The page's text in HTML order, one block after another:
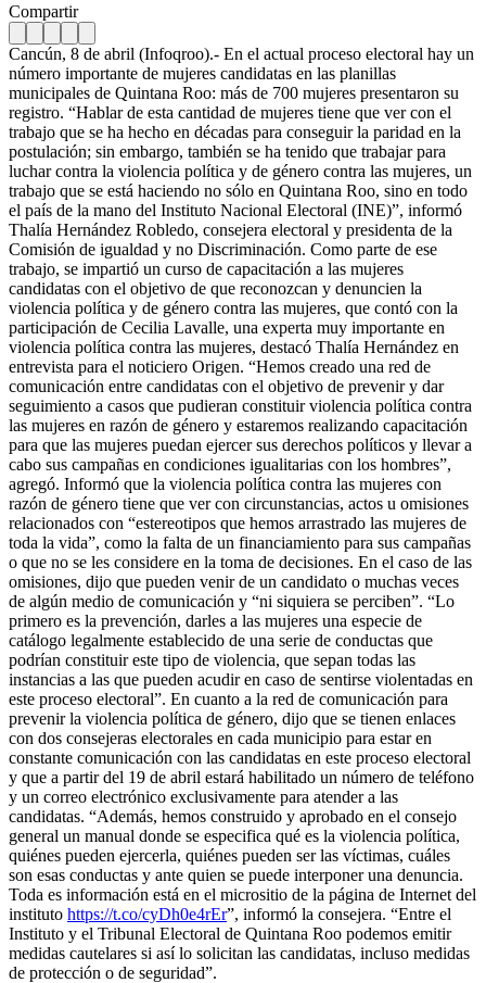
Compartir
Cancún, 8 de abril (Infoqroo).- En el actual proceso electoral hay un
número importante de mujeres candidatas en las planillas
municipales de Quintana Roo: más de 700 mujeres presentaron su
registro. “Hablar de esta cantidad de mujeres tiene que ver con el
trabajo que se ha hecho en décadas para conseguir la paridad en la
postulación; sin embargo, también se ha tenido que trabajar para
luchar contra la violencia política y de género contra las mujeres, un
trabajo que se está haciendo no sólo en Quintana Roo, sino en todo
el país de la mano del Instituto Nacional Electoral (INE)”, informó
Thalía Hernández Robledo, consejera electoral y presidenta de la
Comisión de igualdad y no Discriminación. Como parte de ese
trabajo, se impartió un curso de capacitación a las mujeres
candidatas con el objetivo de que reconozcan y denuncien la
violencia política y de género contra las mujeres, que contó con la
participación de Cecilia Lavalle, una experta muy importante en
violencia política contra las mujeres, destacó Thalía Hernández en
entrevista para el noticiero Origen. “Hemos creado una red de
comunicación entre candidatas con el objetivo de prevenir y dar
seguimiento a casos que pudieran constituir violencia política contra
las mujeres en razón de género y estaremos realizando capacitación
para que las mujeres puedan ejercer sus derechos políticos y llevar a
cabo sus campañas en condiciones igualitarias con los hombres”,
agregó. Informó que la violencia política contra las mujeres con
razón de género tiene que ver con circunstancias, actos u omisiones
relacionados con “estereotipos que hemos arrastrado las mujeres de
toda la vida”, como la falta de un financiamiento para sus campañas
o que no se les considere en la toma de decisiones. En el caso de las
omisiones, dijo que pueden venir de un candidato o muchas veces
de algún medio de comunicación y “ni siquiera se perciben”. “Lo
primero es la prevención, darles a las mujeres una especie de
catálogo legalmente establecido de una serie de conductas que
podrían constituir este tipo de violencia, que sepan todas las
instancias a las que pueden acudir en caso de sentirse violentadas en
este proceso electoral”. En cuanto a la red de comunicación para
prevenir la violencia política de género, dijo que se tienen enlaces
con dos consejeras electorales en cada municipio para estar en
constante comunicación con las candidatas en este proceso electoral
y que a partir del 19 de abril estará habilitado un número de teléfono
y un correo electrónico exclusivamente para atender a las
candidatas. “Además, hemos construido y aprobado en el consejo
general un manual donde se especifica qué es la violencia política,
quiénes pueden ejercerla, quiénes pueden ser las víctimas, cuáles
son esas conductas y ante quien se puede interponer una denuncia.
Toda es información está en el micrositio de la página de Internet del
instituto https://t.co/cyDh0e4rEr”, informó la consejera. “Entre el
Instituto y el Tribunal Electoral de Quintana Roo podemos emitir
medidas cautelares si así lo solicitan las candidatas, incluso medidas
de protección o de seguridad”.